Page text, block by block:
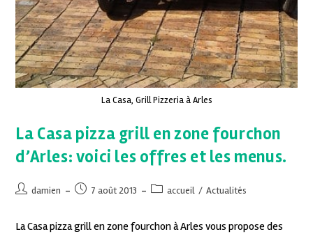
La Casa, Grill Pizzeria à Arles
La Casa pizza grill en zone fourchon
d’Arles: voici les offres et les menus.
damien 7 août 2013 accueil / Actualités
La Casa pizza grill en zone fourchon à Arles vous propose des